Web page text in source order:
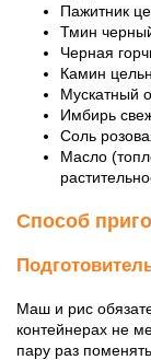
Пажитник
Тмин
Черная
Камин
Мускатный
Имбирь
Соль
Масло
Способ
Маш и рис
контейнерах не
пару раз